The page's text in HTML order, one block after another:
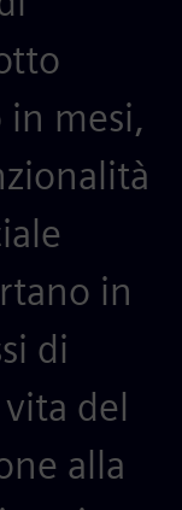
mesi,
in
di
del
alla